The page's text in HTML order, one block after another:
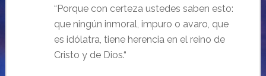
“Porque con certeza ustedes saben esto:
que ningún inmoral, impuro o avaro, que
es idólatra, tiene herencia en el reino de
Cristo y de Dios.“